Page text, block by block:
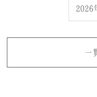
一